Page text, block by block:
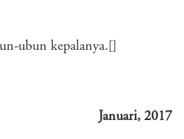
ubun kepalanya.[]
Januari, 2017